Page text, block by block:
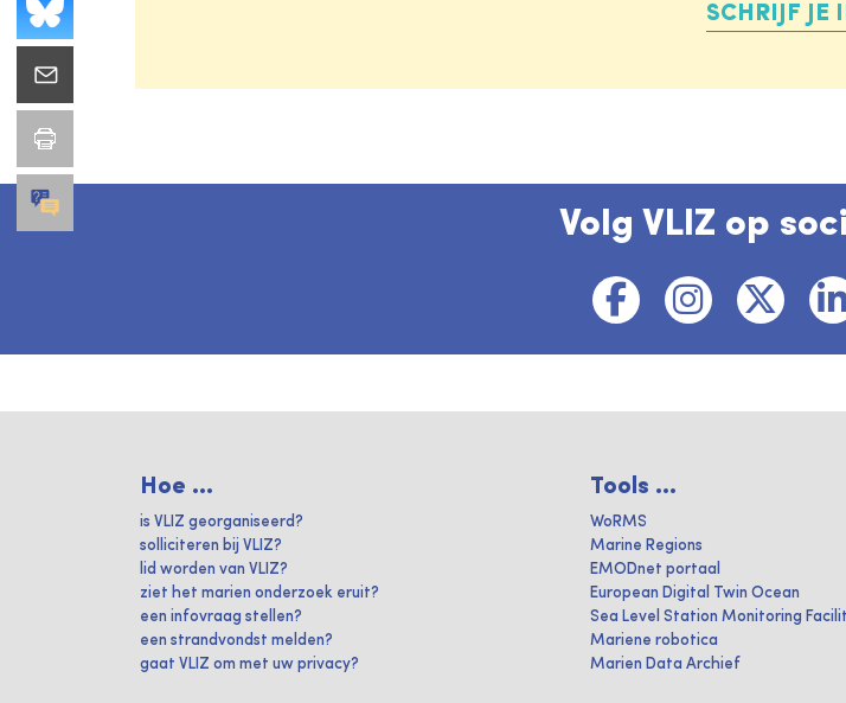
SCHRIJF JE
Volg VLIZ op
Hoe ...
is VLIZ georganiseerd?
solliciteren bij VLIZ?
lid worden van VLIZ?
ziet het marien onderzoek eruit?
een infovraag stellen?
een strandvondst melden?
gaat VLIZ om met uw privacy?
Tools ...
WoRMS
Marine Regions
EMODnet portaal
European Digital Twin Ocean
Sea Level Station Monitoring
Mariene robotica
Marien Data Archief